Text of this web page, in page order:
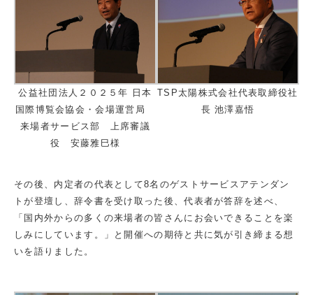
公益社団法人２０２５年 日本
国際博覧会協会・会場運営局
来場者サービス部 上席審議
役 安藤雅巳様
TSP太陽株式会社代表取締役社
長 池澤嘉悟
その後、内定者の代表として8名のゲストサービスアテンダン
トが登壇し、辞令書を受け取った後、代表者が答辞を述べ、
「国内外からの多くの来場者の皆さんにお会いできることを楽
しみにしています。」と開催への期待と共に気が引き締まる想
いを語りました。